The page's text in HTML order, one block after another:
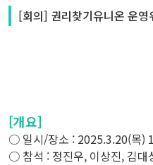
[회의] 권리찾기유니온 운
[개요]
○ 일시/장소 : 2025.3.20(목)
○ 참석 : 정진우, 이상진, 김대